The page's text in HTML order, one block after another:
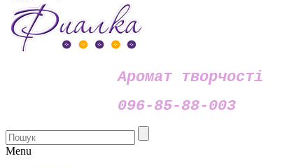
Аромат творчості
096-85-88-003
Menu